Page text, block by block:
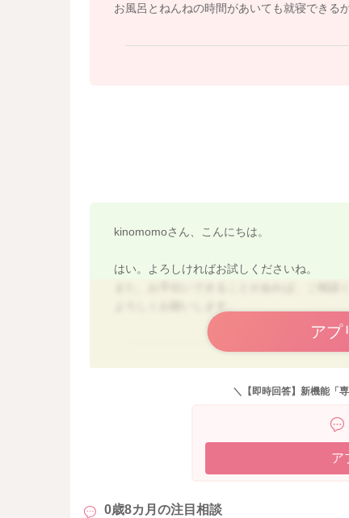
お風呂とねんねの時間があいても就寝できる
kinomomoさん、こんにちは。
はい。よろしければお試しくださいね。
アプ
＼【即時回答】新機能「
ア
0歳8カ月の注目相談